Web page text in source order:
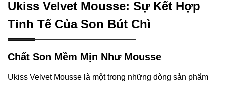
Ukiss Velvet Mousse: Sự Kết Hợp
Tinh Tế Của Son Bút Chì
Chất Son Mềm Mịn Như Mousse
Ukiss Velvet Mousse là một trong những dòng sản phẩm